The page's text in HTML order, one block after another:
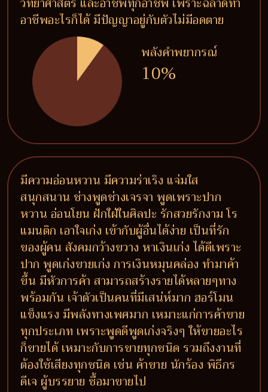
อาชีพอะไรก็ได้ มีปัญญาอยู่กับตัวไม่มีอดตาย
พลังคำพยากรณ์
10%
มีความอ่อนหวาน มีความร่าเริง แจ่มใส
สนุกสนาน ช่างพูดช่างเจรจา พูดเพราะปาก
หวาน อ่อนโยน ฝักใฝ่ในศิลปะ รักสวยรักงาม โร
แมนติก เอาใจเก่ง เข้ากับผู้อื่นได้ง่าย เป็นที่รัก
ของผู้คน สังคมกว้างขวาง หาเงินเก่ง ได้ดีเพราะ
ปาก พูดเก่งขายเก่ง การเงินหมุนคล่อง ทำมาค้า
ขึ้น มีหัวการค้า สามารถสร้างรายได้หลายๆทาง
พร้อมกัน เจ้าตัวเป็นคนที่มีเสน่ห์มาก ฮอร์โมน
แข็งแรง มีพลังทางเพศมาก เหมาะแก่การค้าขาย
ทุกประเภท เพราะพูดดีพูดเก่งจริงๆ ให้ขายอะไร
ก็ขายได้ เหมาะกับการขายทุกชนิด รวมถึงงานที่
ต้องใช้เสียงทุกชนิด เช่น ค้าขาย นักร้อง พิธีกร
ดีเจ ผู้บรรยาย ซื้อมาขายไป